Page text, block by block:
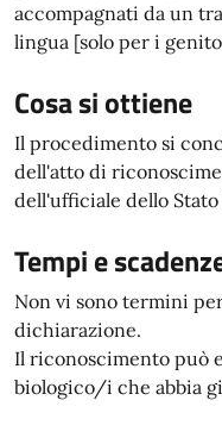
accompagnati da un
lingua [solo per i
Cosa si ottiene
Il procedimento si
dell'atto di
dell'ufficiale dello Stato
Tempi e
Non vi sono termini
dichiarazione.
Il riconoscimento può
biologico/i che abbia